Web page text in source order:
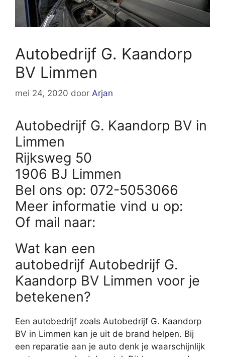
Autobedrijf G. Kaandorp
BV Limmen
mei 24, 2020 door Arjan
Autobedrijf G. Kaandorp BV in
Limmen
Rijksweg 50
1906 BJ Limmen
Bel ons op: 072-5053066
Meer informatie vind u op:
Of mail naar:
Wat kan een
autobedrijf Autobedrijf G.
Kaandorp BV Limmen voor je
betekenen?
Een autobedrijf zoals Autobedrijf G. Kaandorp
BV in Limmen kan je uit de brand helpen. Bij
een reparatie aan je auto denk je waarschijnlijk